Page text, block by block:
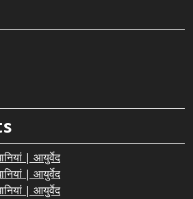
| आयुर्वेद
| आयुर्वेद
| आयुर्वेद